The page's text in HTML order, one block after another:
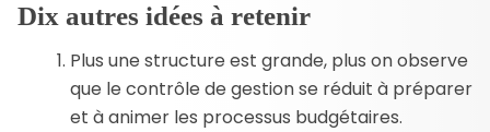
Dix autres idées à retenir
Plus une structure est grande, plus on observe
que le contrôle de gestion se réduit à préparer
et à animer les processus budgétaires.